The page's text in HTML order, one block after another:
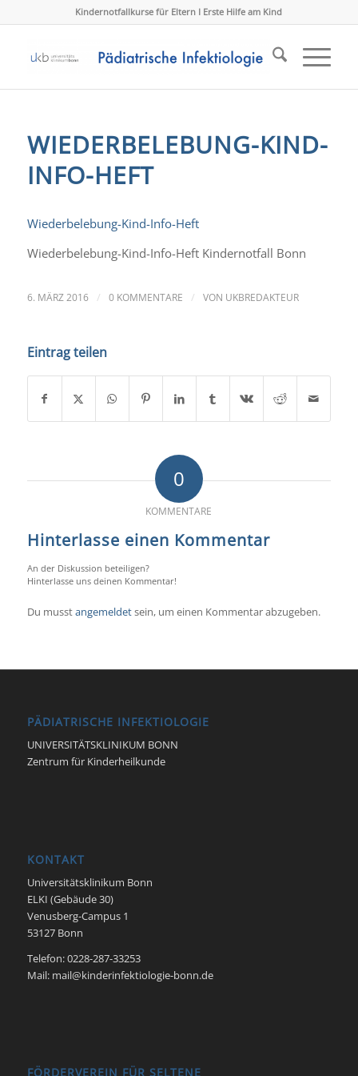
Kindernotfallkurse für Eltern I Erste Hilfe am Kind
WIEDERBELEBUNG-KIND-
INFO-HEFT
Wiederbelebung-Kind-Info-Heft
Wiederbelebung-Kind-Info-Heft Kindernotfall Bonn
6. MÄRZ 2016 / 0 KOMMENTARE / VON UKBREDAKTEUR
Eintrag teilen
0
KOMMENTARE
Hinterlasse einen Kommentar
An der Diskussion beteiligen?
Hinterlasse uns deinen Kommentar!
Du musstangemeldetsein, um einen Kommentar abzugeben.
PÄDIATRISCHE INFEKTIOLOGIE
UNIVERSITÄTSKLINIKUM BONN
Zentrum für Kinderheilkunde
KONTAKT
Universitätsklinikum Bonn
ELKI (Gebäude 30)
Venusberg-Campus 1
53127 Bonn
Telefon: 0228-287-33253
Mail: mail@kinderinfektiologie-bonn.de
FÖRDERVEREIN FÜR SELTENE